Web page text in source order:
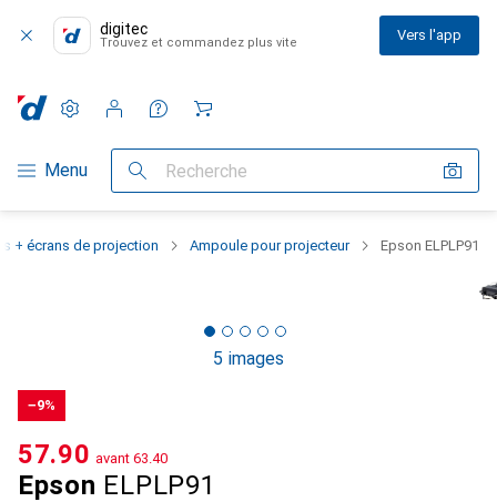
digitec
Trouvez et commandez plus vite Vers l'app
Navigation par catégorie
Menu Recherche
Paramètres
Compte client
Listes de comparaison
Listes d'envies
Panier
+ écrans de projection Ampoule pour projecteur Epson ELPLP91
5 images
−9%
Epson ELPLP91
CHF
57.90 avant CHF
63.40